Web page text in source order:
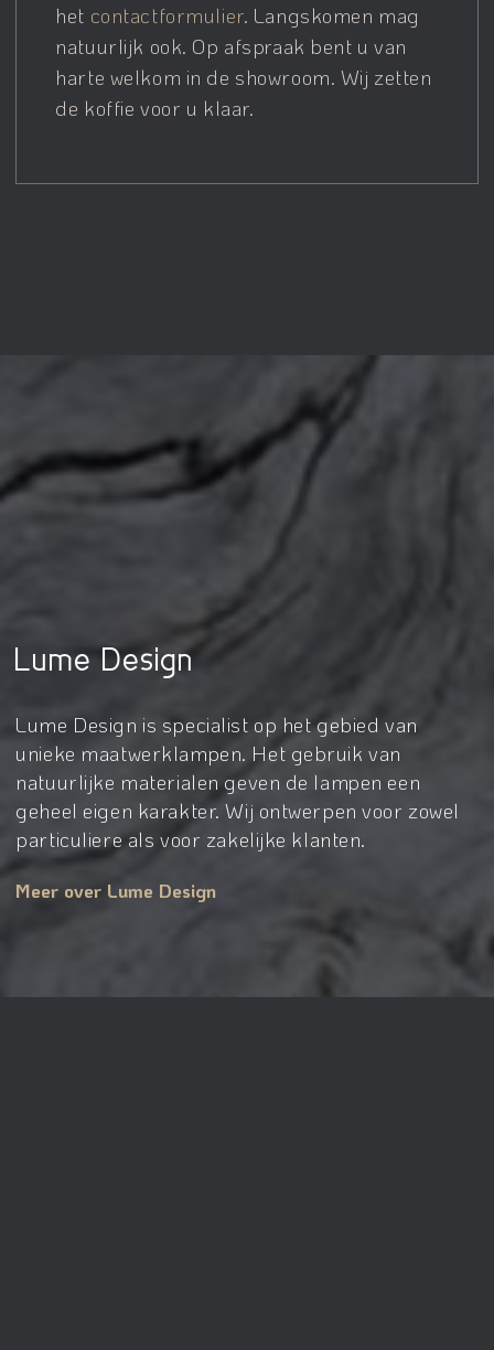
het contactformulier. Langskomen mag
natuurlijk ook. Op afspraak bent u van
harte welkom in de showroom. Wij zetten
de koffie voor u klaar.
Lume Design
Lume Design is specialist op het gebied van
unieke maatwerklampen. Het gebruik van
natuurlijke materialen geven de lampen een
geheel eigen karakter. Wij ontwerpen voor zowel
particuliere als voor zakelijke klanten.
Meer over Lume Design